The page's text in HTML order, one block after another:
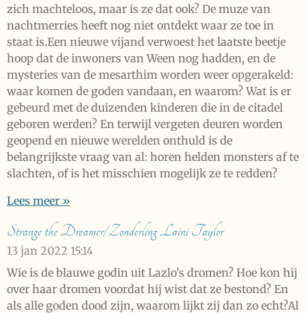
zich machteloos, maar is ze dat ook? De muze van
nachtmerries heeft nog niet ontdekt waar ze toe in
staat is.Een nieuwe vijand verwoest het laatste beetje
hoop dat de inwoners van Ween nog hadden, en de
mysteries van de mesarthim worden weer opgerakeld:
waar komen de goden vandaan, en waarom? Wat is er
gebeurd met de duizenden kinderen die in de citadel
geboren werden? En terwijl vergeten deuren worden
geopend en nieuwe werelden onthuld is de
belangrijkste vraag van al: horen helden monsters af te
slachten, of is het misschien mogelijk ze te redden?
Lees meer »
Strange the Dreamer/Zonderling Laini Taylor
13 jan 2022 15:14
Wie is de blauwe godin uit Lazlo’s dromen? Hoe kon hij
over haar dromen voordat hij wist dat ze bestond? En
als alle goden dood zijn, waarom lijkt zij dan zo echt?Al